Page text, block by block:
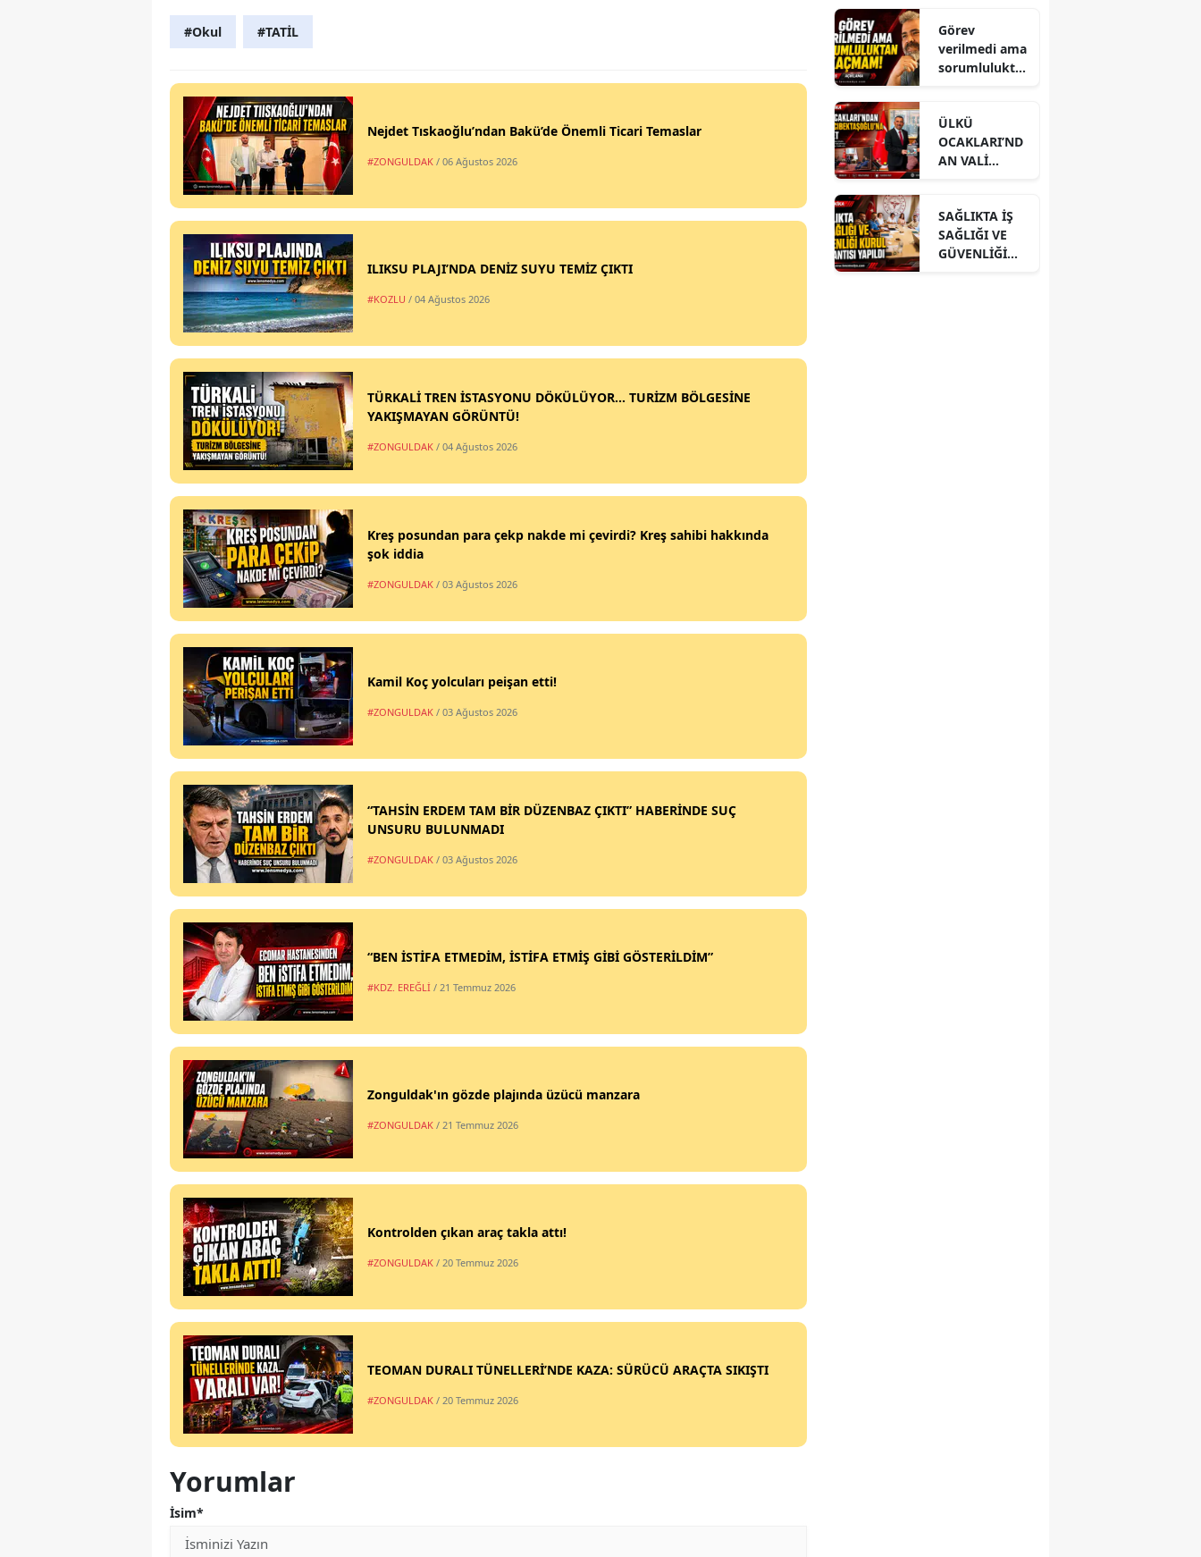
#Okul #TATİL
Nejdet Tıskaoğlu’ndan Bakü’de Önemli Ticari Temaslar
#ZONGULDAK / 06 Ağustos 2026
ILIKSU PLAJI’NDA DENİZ SUYU TEMİZ ÇIKTI
#KOZLU / 04 Ağustos 2026
TÜRKALİ TREN İSTASYONU DÖKÜLÜYOR... TURİZM BÖLGESİNE
YAKIŞMAYAN GÖRÜNTÜ!
#ZONGULDAK / 04 Ağustos 2026
Kreş posundan para çekp nakde mi çevirdi? Kreş sahibi hakkında
şok iddia
#ZONGULDAK / 03 Ağustos 2026
Kamil Koç yolcuları peişan etti!
#ZONGULDAK / 03 Ağustos 2026
“TAHSİN ERDEM TAM BİR DÜZENBAZ ÇIKTI” HABERİNDE SUÇ
UNSURU BULUNMADI
#ZONGULDAK / 03 Ağustos 2026
“BEN İSTİFA ETMEDİM, İSTİFA ETMİŞ GİBİ GÖSTERİLDİM”
#KDZ. EREĞLİ / 21 Temmuz 2026
Zonguldak'ın gözde plajında üzücü manzara
#ZONGULDAK / 21 Temmuz 2026
Kontrolden çıkan araç takla attı!
#ZONGULDAK / 20 Temmuz 2026
TEOMAN DURALI TÜNELLERİ’NDE KAZA: SÜRÜCÜ ARAÇTA SIKIŞTI
#ZONGULDAK / 20 Temmuz 2026
Yorumlar
İsim*
Görev
verilmedi ama
sorumlulukta
ÜLKÜ
OCAKLARI’ND
AN VALİ
ZİYARET
SAĞLIKTA İŞ
SAĞLIĞI VE
GÜVENLİĞİ